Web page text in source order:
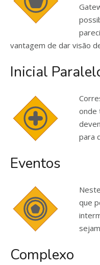
vantagem de dar visão
Inicial
onde
para
Eventos
que
Complexo